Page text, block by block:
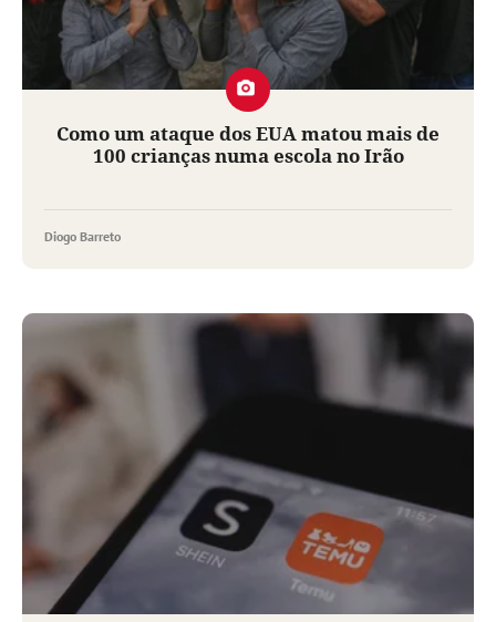
Como um ataque dos EUA matou mais de
100 crianças numa escola no Irão
Diogo Barreto